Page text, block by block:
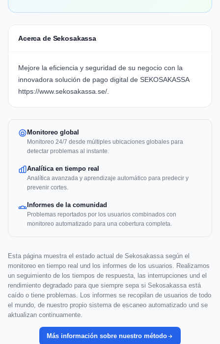
Acerca de Sekosakassa
Mejore la eficiencia y seguridad de su negocio con la
innovadora solución de pago digital de SEKOSAKASSA
https://www.sekosakassa.se/.
Monitoreo global
Monitoreo 24/7 desde múltiples ubicaciones globales para
detectar problemas al instante.
Analítica en tiempo real
Analítica avanzada y aprendizaje automático para predecir y
prevenir cortes.
Informes de la comunidad
Problemas reportados por los usuarios combinados con
monitoreo automatizado para una cobertura completa.
Esta página muestra el estado actual de Sekosakassa según el
monitoreo en tiempo real und los informes de los usuarios. Realizamos
un seguimiento de los tiempos de respuesta, las interrupciones und el
rendimiento degradado para que siempre sepa si Sekosakassa está
caído o tiene problemas. Los informes se recopilan de usuarios de todo
el mundo, de nuestro propio sistema de escaneo automatizado und se
aktualizan continuamente.
Más información sobre nuestro método